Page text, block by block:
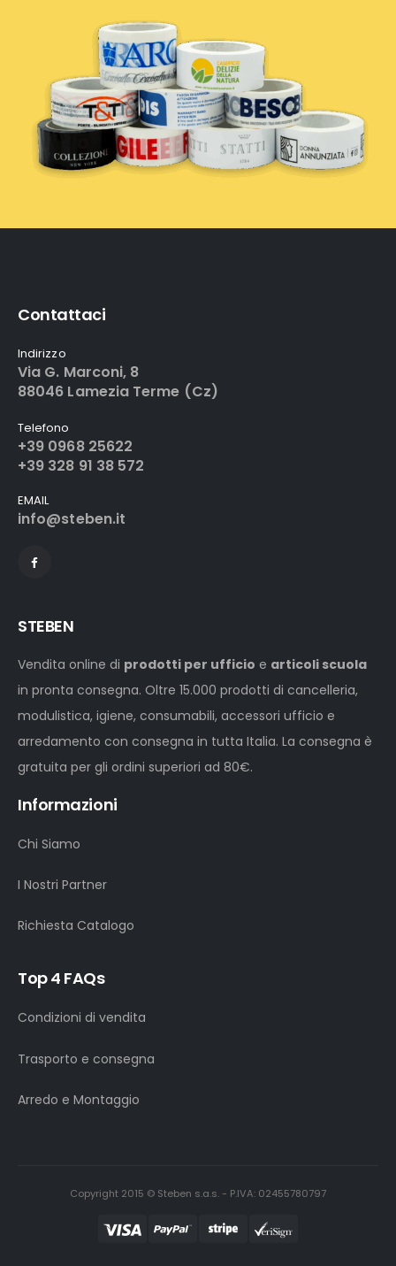
Contattaci
Indirizzo
Via G. Marconi, 8
88046 Lamezia Terme (Cz)
Telefono
+39 0968 25622
+39 328 91 38 572
EMAIL
info@steben.it
STEBEN
Vendita online di prodotti per ufficio e articoli scuola
in pronta consegna. Oltre 15.000 prodotti di cancelleria,
modulistica, igiene, consumabili, accessori ufficio e
arredamento con consegna in tutta Italia. La consegna è
gratuita per gli ordini superiori ad 80€.
Informazioni
Chi Siamo
I Nostri Partner
Richiesta Catalogo
Top 4 FAQs
Condizioni di vendita
Trasporto e consegna
Arredo e Montaggio
Copyright 2015 © Steben s.a.s. - P.IVA: 02455780797